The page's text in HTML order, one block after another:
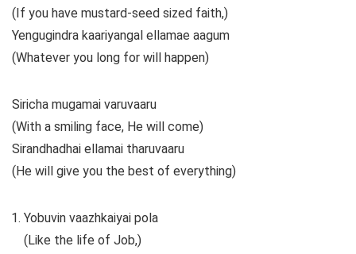
(If you have mustard-seed sized faith,)
Yengugindra kaariyangal ellamae aagum
(Whatever you long for will happen)
Siricha mugamai varuvaaru
(With a smiling face, He will come)
Sirandhadhai ellamai tharuvaaru
(He will give you the best of everything)
Yobuvin vaazhkaiyai pola
(Like the life of Job,)